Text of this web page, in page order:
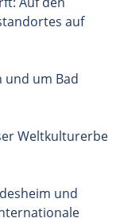
auf
und um Bad
Weltkulturerbe
und